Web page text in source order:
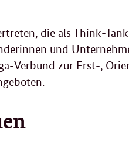
die als Think-
und
Verbund zur Erst-,